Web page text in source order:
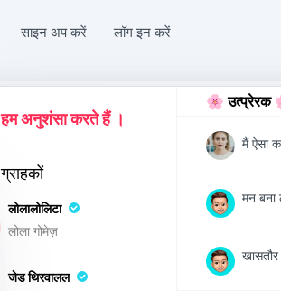
साइन अप करें लॉग इन करें
हम अनुशंसा करते हैं ।
ग्राहकों
लोलालोलिटा
लोला गोमेज़
जेड थिरवालल
🌸 उत्प्रेरक
मैं ऐसा
मन बना